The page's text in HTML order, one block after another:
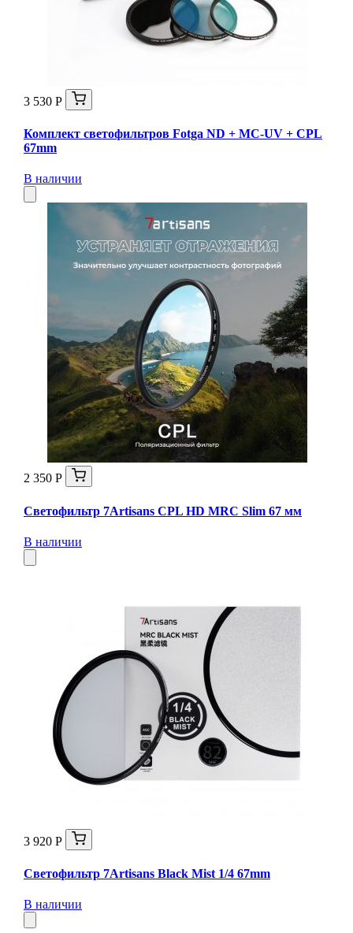
3 530 Р
Комплект светофильтров Fotga ND + MC-UV + CPL
67mm
В наличии
2 350 Р
Светофильтр 7Artisans CPL HD MRC Slim 67 мм
В наличии
3 920 Р
Светофильтр 7Artisans Black Mist 1/4 67mm
В наличии